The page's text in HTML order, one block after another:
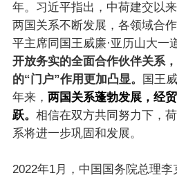
年。习近平指出，中荷建交以
两国关系不断发展，各领域合
平主席同国王威廉·亚历山大一
开放务实的全面合作伙伴关系
的“门户”作用更加凸显。
国王
年来， 两国关系蓬勃发展，经
跃。 相信在双方共同努力下，
系将进一步巩固和发展。
2022年1月，中国国务院总理